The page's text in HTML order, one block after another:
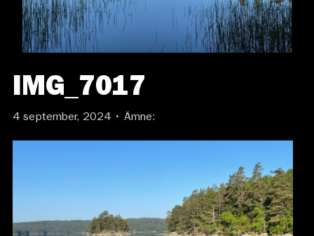
IMG_7017
4 september, 2024 • Ämne: